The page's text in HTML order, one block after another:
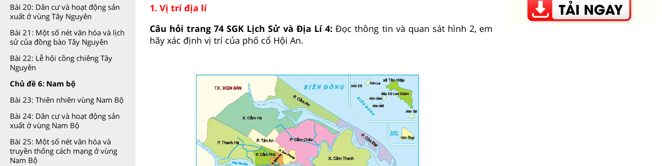
Bài 20: Dân cư và hoạt động sản
xuất ở vùng Tây Nguyên
Bài 21: Một số nét văn hóa và lịch
sử của đồng bào Tây Nguyên
Bài 22: Lễ hội cồng chiêng Tây
Nguyên
Chủ đề 6: Nam bộ
Bài 23: Thiên nhiên vùng Nam Bộ
Bài 24: Dân cư và hoạt động sản
xuất ở vùng Nam Bộ
Bài 25: Một số nét văn hóa và
truyền thống cách mạng ở vùng
Nam Bộ
1. Vị trí địa lí
Câu hỏi trang 74 SGK Lịch Sử và Địa Lí 4:Đọc thông tin và quan sát hình 2, em
hãy xác định vị trí của phố cổ Hội An.